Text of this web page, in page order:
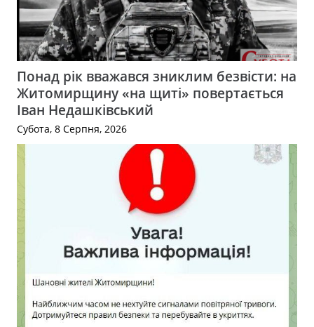
Понад рік вважався зниклим безвісти: на
Житомирщину «на щиті» повертається
Іван Недашківський
Субота, 8 Серпня, 2026